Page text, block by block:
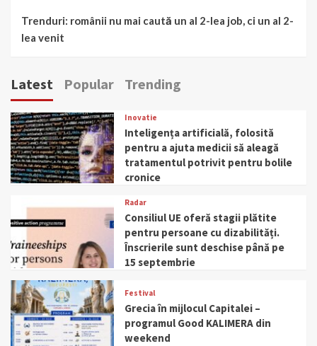
Trenduri: românii nu mai caută un al 2-lea job, ci un al 2-
lea venit
Latest Popular Trending
Inovatie
Inteligența artificială, folosită
pentru a ajuta medicii să aleagă
tratamentul potrivit pentru bolile
cronice
Radar
Consiliul UE oferă stagii plătite
pentru persoane cu dizabilități.
Înscrierile sunt deschise până pe
15 septembrie
Festival
Grecia în mijlocul Capitalei –
programul Good KALIMERA din
weekend